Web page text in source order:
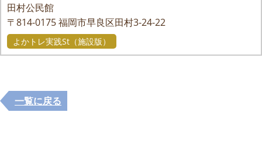
田村公民館
〒814-0175福岡市早良区田村3-24-22
よかトレ実践St（施設版）
一覧に戻る